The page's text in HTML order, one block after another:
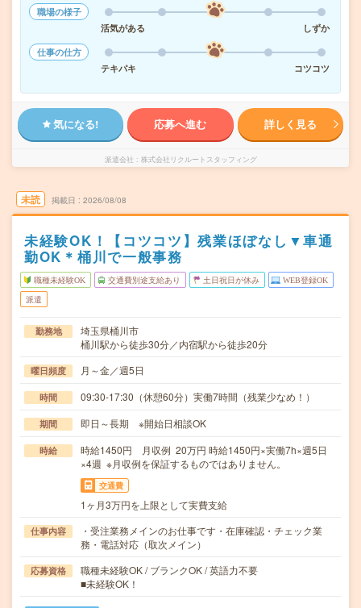
職場の様子
活気がある
しずか
仕事の仕方
テキパキ
コツコツ
気になる! 応募へ進む 詳しく見る
派遣会社 株式会社リクルートスタッフィング
未読 掲載日 2026/08/08
未経験OK！【コツコツ】残業ほぼなし▼車通
勤OK＊桶川で一般事務
職種未経験OK 交通費別途支給あり 土日祝日が休み WEB登録OK
派遣
勤務地
埼玉県桶川市
桶川駅から徒歩30分／内宿駅から徒歩20分
曜日頻度 月～金／週5日
時間 09:30-17:30（休憩60分）実働7時間（残業少なめ！）
期間 即日～長期 ※開始日相談OK
時給
時給1450円 月収例 20万円 時給1450円×実働7h×週5日
×4週 ※月収例を保証するものではありません。
交通費
1ヶ月3万円を上限として実費支給
仕事内容
・受注業務メインのお仕事です・在庫確認・チェック業
務・電話対応（取次メイン）
応募資格
職種未経験OK / ブランクOK / 英語力不要
■未経験OK！